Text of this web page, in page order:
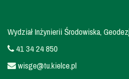
Wydział Inżynierii Środowiska,
41 34 24 850
wisge@tu.kielce.pl